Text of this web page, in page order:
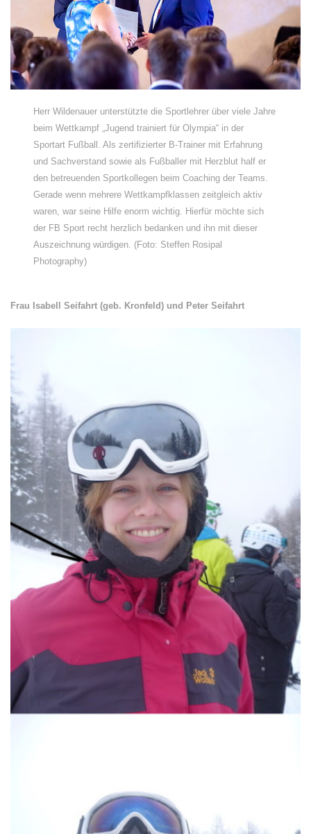
Herr Wildenauer unterstützte die Sportlehrer über viele Jahre
beim Wettkampf „Jugend trainiert für Olympia“ in der
Sportart Fußball. Als zertifizierter B-Trainer mit Erfahrung
und Sachverstand sowie als Fußballer mit Herzblut half er
den betreuenden Sportkollegen beim Coaching der Teams.
Gerade wenn mehrere Wettkampfklassen zeitgleich aktiv
waren, war seine Hilfe enorm wichtig. Hierfür möchte sich
der FB Sport recht herzlich bedanken und ihn mit dieser
Auszeichnung würdigen. (Foto: Steffen Rosipal
Photography)
Frau Isabell Seifahrt (geb. Kronfeld) und Peter Seifahrt